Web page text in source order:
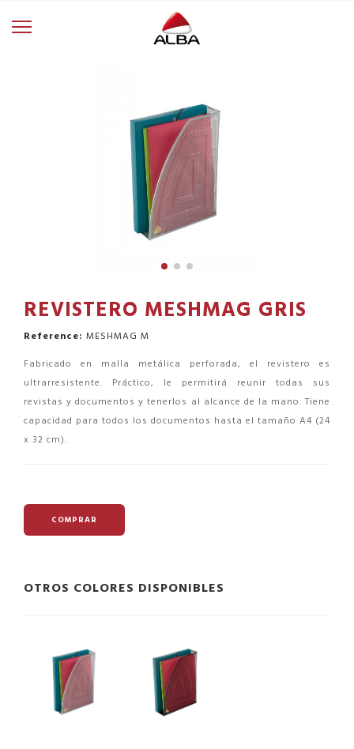
REVISTERO MESHMAG GRIS
Reference: MESHMAG M
Fabricado en malla metálica perforada, el revistero es
ultrarresistente. Práctico, le permitirá reunir todas sus
revistas y documentos y tenerlos al alcance de la mano. Tiene
capacidad para todos los documentos hasta el tamaño A4 (24
x 32 cm).
COMPRAR
OTROS COLORES DISPONIBLES